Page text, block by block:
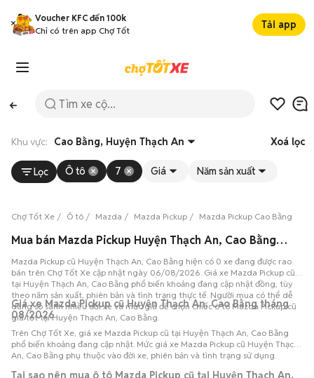
Voucher KFC đến 100k
Chỉ có trên app Chợ Tốt
Tải app
Khu vực: Cao Bằng, Huyện Thạch An Xoá lọc
Lọc Ô tô 7 Giá Năm sản xuất
Chợ Tốt Xe Ô tô Mazda Mazda Pickup Mazda Pickup Cao Bằng
Mua bán Mazda Pickup Huyện Thạch An, Cao Bằng, 0 xe 06/08/2026
Mazda Pickup cũ Huyện Thạch An, Cao Bằng hiện có 0 xe đang được rao
bán trên Chợ Tốt Xe cập nhật ngày 06/08/2026. Giá xe Mazda Pickup cũ
tại Huyện Thạch An, Cao Bằng phổ biến khoảng đang cập nhật đồng, tùy
theo năm sản xuất, phiên bản và tình trạng thực tế. Người mua có thể dễ
dàng so sánh nhiều đời xe và mức giá để chọn chiếc ô tô Mazda Pickup cũ
giá tốt tại Huyện Thạch An, Cao Bằng.
Giá xe Mazda Pickup cũ Huyện Thạch An, Cao Bằng tháng
08/2026
Trên Chợ Tốt Xe, giá xe Mazda Pickup cũ tại Huyện Thạch An, Cao Bằng
phổ biến khoảng đang cập nhật. Mức giá xe Mazda Pickup cũ Huyện Thạch
An, Cao Bằng phụ thuộc vào đời xe, phiên bản và tình trạng sử dụng.
Tại sao nên mua ô tô Mazda Pickup cũ tại Huyện Thạch An,